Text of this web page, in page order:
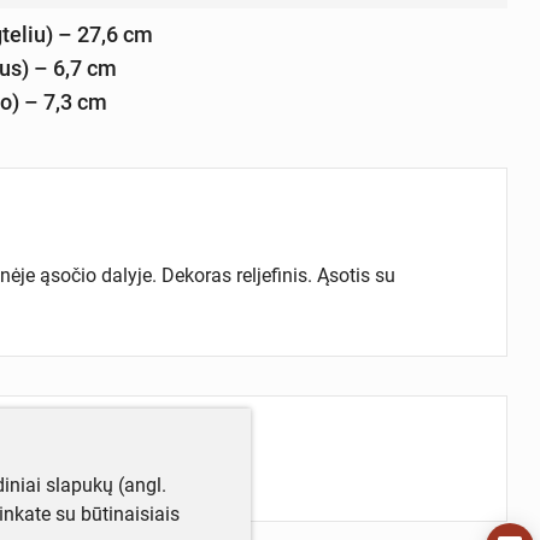
– 27,6 cm
– 6,7 cm
– 7,3 cm
ąsočio dalyje. Dekoras reljefinis. Ąsotis su
slapukų (angl.
su būtinaisiais